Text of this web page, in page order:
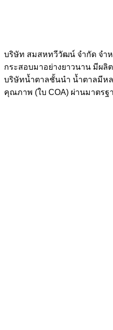
บริษัท สมสหทวีวัฒน์ จำกัด จำ
กระสอบมาอย่างยาวนาน มีผ
บริษัทน้ำตาลชั้นนำ น้ำตาลมีห
คุณภาพ (ใบ COA) ผ่านมาตรฐ